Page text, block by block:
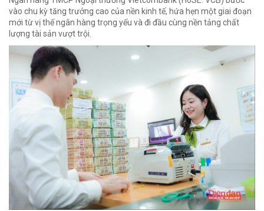
vào chu kỳ tăng trưởng cao của nền kinh tế, hứa hẹn một giai đoạn
mới từ vị thế ngân hàng trọng yếu và đi đầu cùng nền tảng chất
lượng tài sản vượt trội.